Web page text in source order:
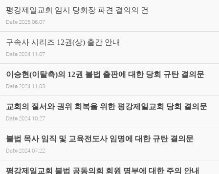
평강제일교회 임시 당회장 파견 결의의 건
Date 2025.06.07
구속사 시리즈 12권(상) 출간 안내
Date 2024.11.07
이승현(이탈측)의 12권 불법 출판에 대한 당회 규탄 결의문
Date 2024.11.03
교회의 질서와 권위 회복을 위한 평강제일교회 당회 결의문
Date 2024.10.27
불법 목사 임직 및 교육전도사 임명에 대한 규탄 결의문
Date 2024.07.22
평강제일교회 불법 공동의회 회원 명부에 대한 주의 안내